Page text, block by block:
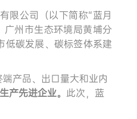
限公司（以下简称“蓝月
广州市生态环境局黄埔分
低碳发展、碳标签体系建
端产品、出口量大和业内
产先进企业。 此次，蓝